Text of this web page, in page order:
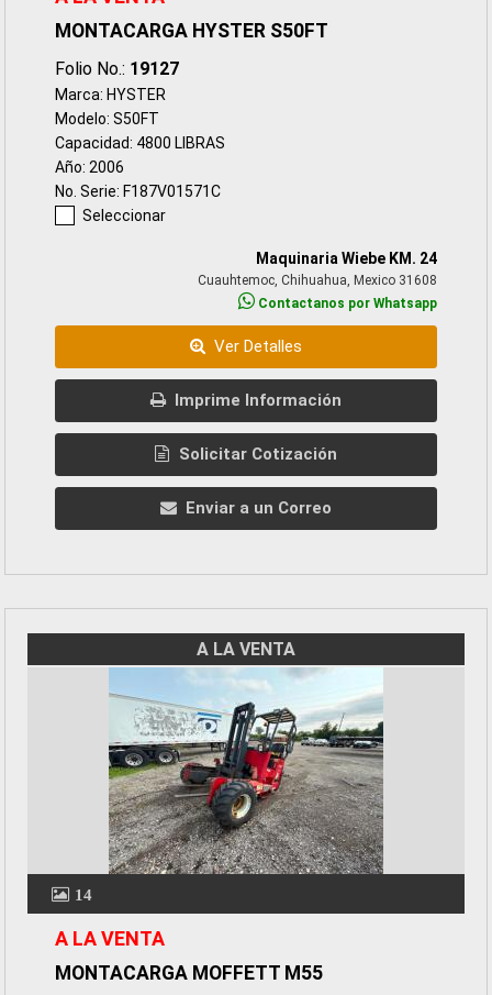
MONTACARGA HYSTER S50FT
Folio No.: 19127
Marca: HYSTER
Modelo: S50FT
Capacidad: 4800 LIBRAS
Año: 2006
No. Serie: F187V01571C
Seleccionar
Maquinaria Wiebe KM. 24
Cuauhtemoc, Chihuahua, Mexico 31608
Contactanos por Whatsapp
Ver Detalles
Imprime Información
Solicitar Cotización
Enviar a un Correo
A LA VENTA
14
A LA VENTA
MONTACARGA MOFFETT M55